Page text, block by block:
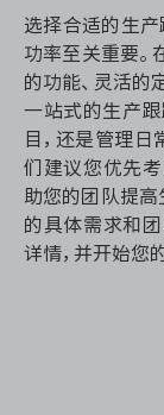
选择合适的生
功率至关重要。
的功能、灵活的
一站式的生产
目，还是管理
们建议您优先
助您的团队提高
的具体需求和团
详情，并开始您